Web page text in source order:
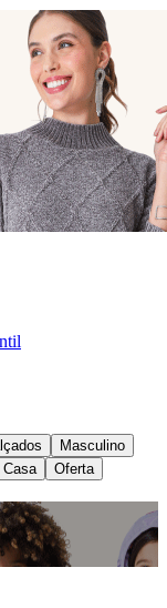
Masculino
Casa Oferta